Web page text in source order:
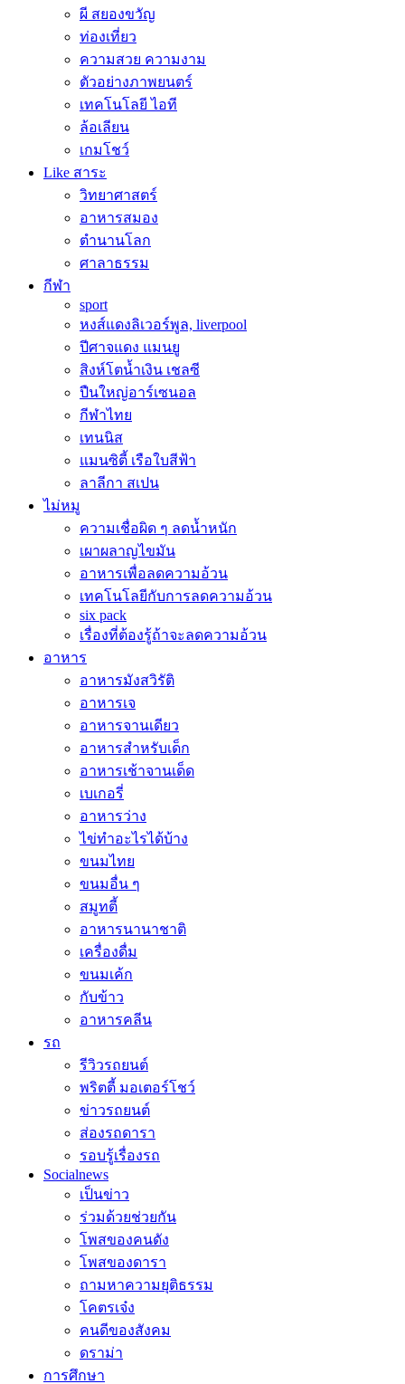
ผี สยองขวัญ
ท่องเที่ยว
ความสวย ความงาม
ตัวอย่างภาพยนตร์
เทคโนโลยี ไอที
ล้อเลียน
เกมโชว์
Like สาระ
วิทยาศาสตร์
อาหารสมอง
ตำนานโลก
ศาลาธรรม
กีฬา
sport
หงส์แดงลิเวอร์พูล, liverpool
ปีศาจแดง แมนยู
สิงห์โตน้ำเงิน เชลซี
ปืนใหญ่อาร์เซนอล
กีฬาไทย
เทนนิส
แมนซิตี้ เรือใบสีฟ้า
ลาลีกา สเปน
ไม่หมู
ความเชื่อผิด ๆ ลดน้ำหนัก
เผาผลาญไขมัน
อาหารเพื่อลดความอ้วน
เทคโนโลยีกับการลดความอ้วน
six pack
เรื่องที่ต้องรู้ถ้าจะลดความอ้วน
อาหาร
อาหารมังสวิรัติ
อาหารเจ
อาหารจานเดียว
อาหารสำหรับเด็ก
อาหารเช้าจานเด็ด
เบเกอรี่
อาหารว่าง
ไข่ทำอะไรได้บ้าง
ขนมไทย
ขนมอื่น ๆ
สมูทตี้
อาหารนานาชาติ
เครื่องดื่ม
ขนมเค้ก
กับข้าว
อาหารคลีน
รถ
รีวิวรถยนต์
พริตตี้ มอเตอร์โชว์
ข่าวรถยนต์
ส่องรถดารา
รอบรู้เรื่องรถ
Socialnews
เป็นข่าว
ร่วมด้วยช่วยกัน
โพสของคนดัง
โพสของดารา
ถามหาความยุติธรรม
โคตรเจ๋ง
คนดีของสังคม
ดราม่า
การศึกษา